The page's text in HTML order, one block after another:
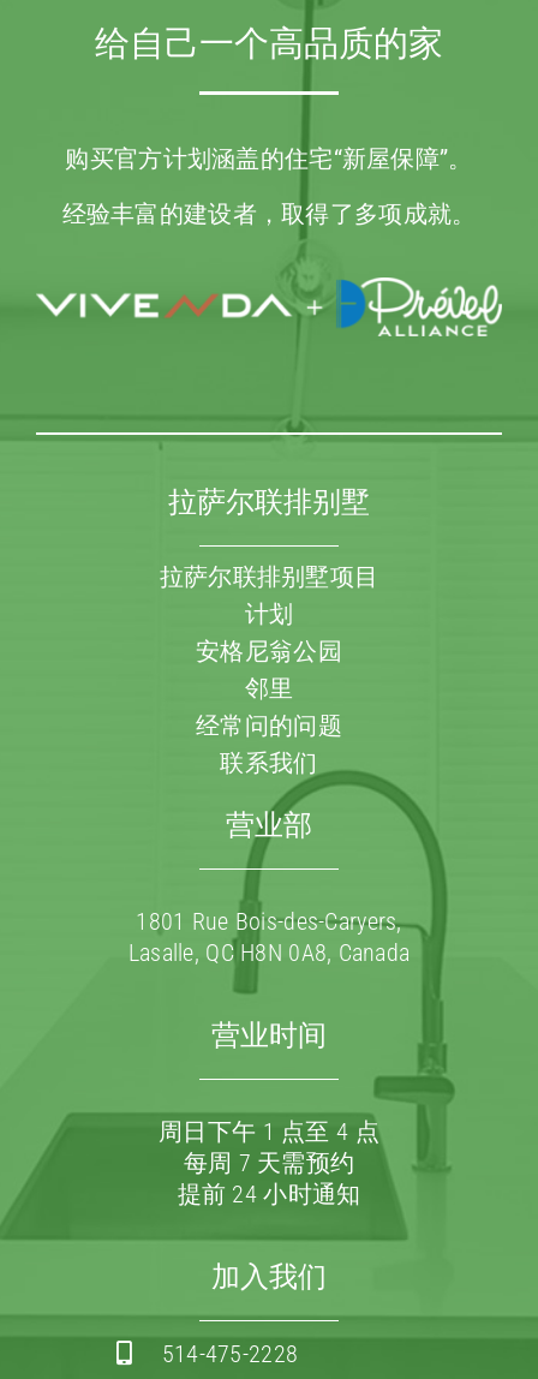
给自己一个高品质的家
购买官方计划涵盖的住宅“新屋保障”。
经验丰富的建设者，取得了多项成就。
拉萨尔联排别墅
拉萨尔联排别墅项目
计划
安格尼翁公园
邻里
经常问的问题
联系我们
营业部
1801 Rue Bois-des-Caryers,
Lasalle, QC H8N 0A8, Canada
营业时间
周日下午 1 点至 4 点
每周 7 天需预约
提前 24 小时通知
加入我们
514-475-2228